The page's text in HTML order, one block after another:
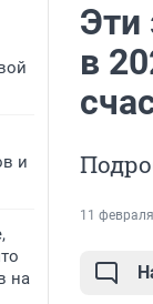
и
на
Эти
в
11